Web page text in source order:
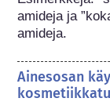
amideja ja
amideja.
Ainesosan